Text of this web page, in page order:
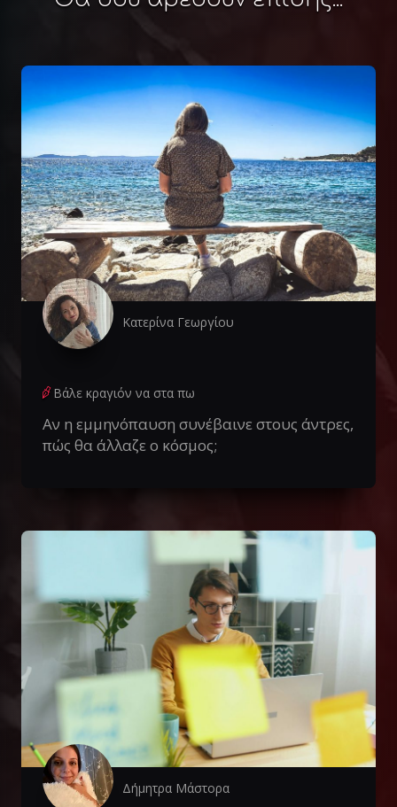
Κατερίνα Γεωργίου
Βάλε κραγιόν να στα πω
Αν η εμμηνόπαυση συνέβαινε στους άντρες,
πώς θα άλλαζε ο κόσμος;
Δήμητρα Μάστορα